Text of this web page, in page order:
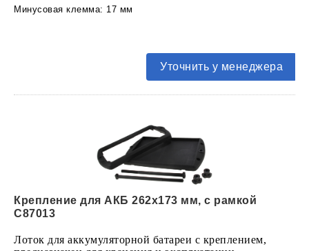
Минусовая клемма: 17 мм
Уточнить у менеджера
Крепление для АКБ 262х173 мм, с рамкой
C87013
Лоток для аккумуляторной батареи с креплением,